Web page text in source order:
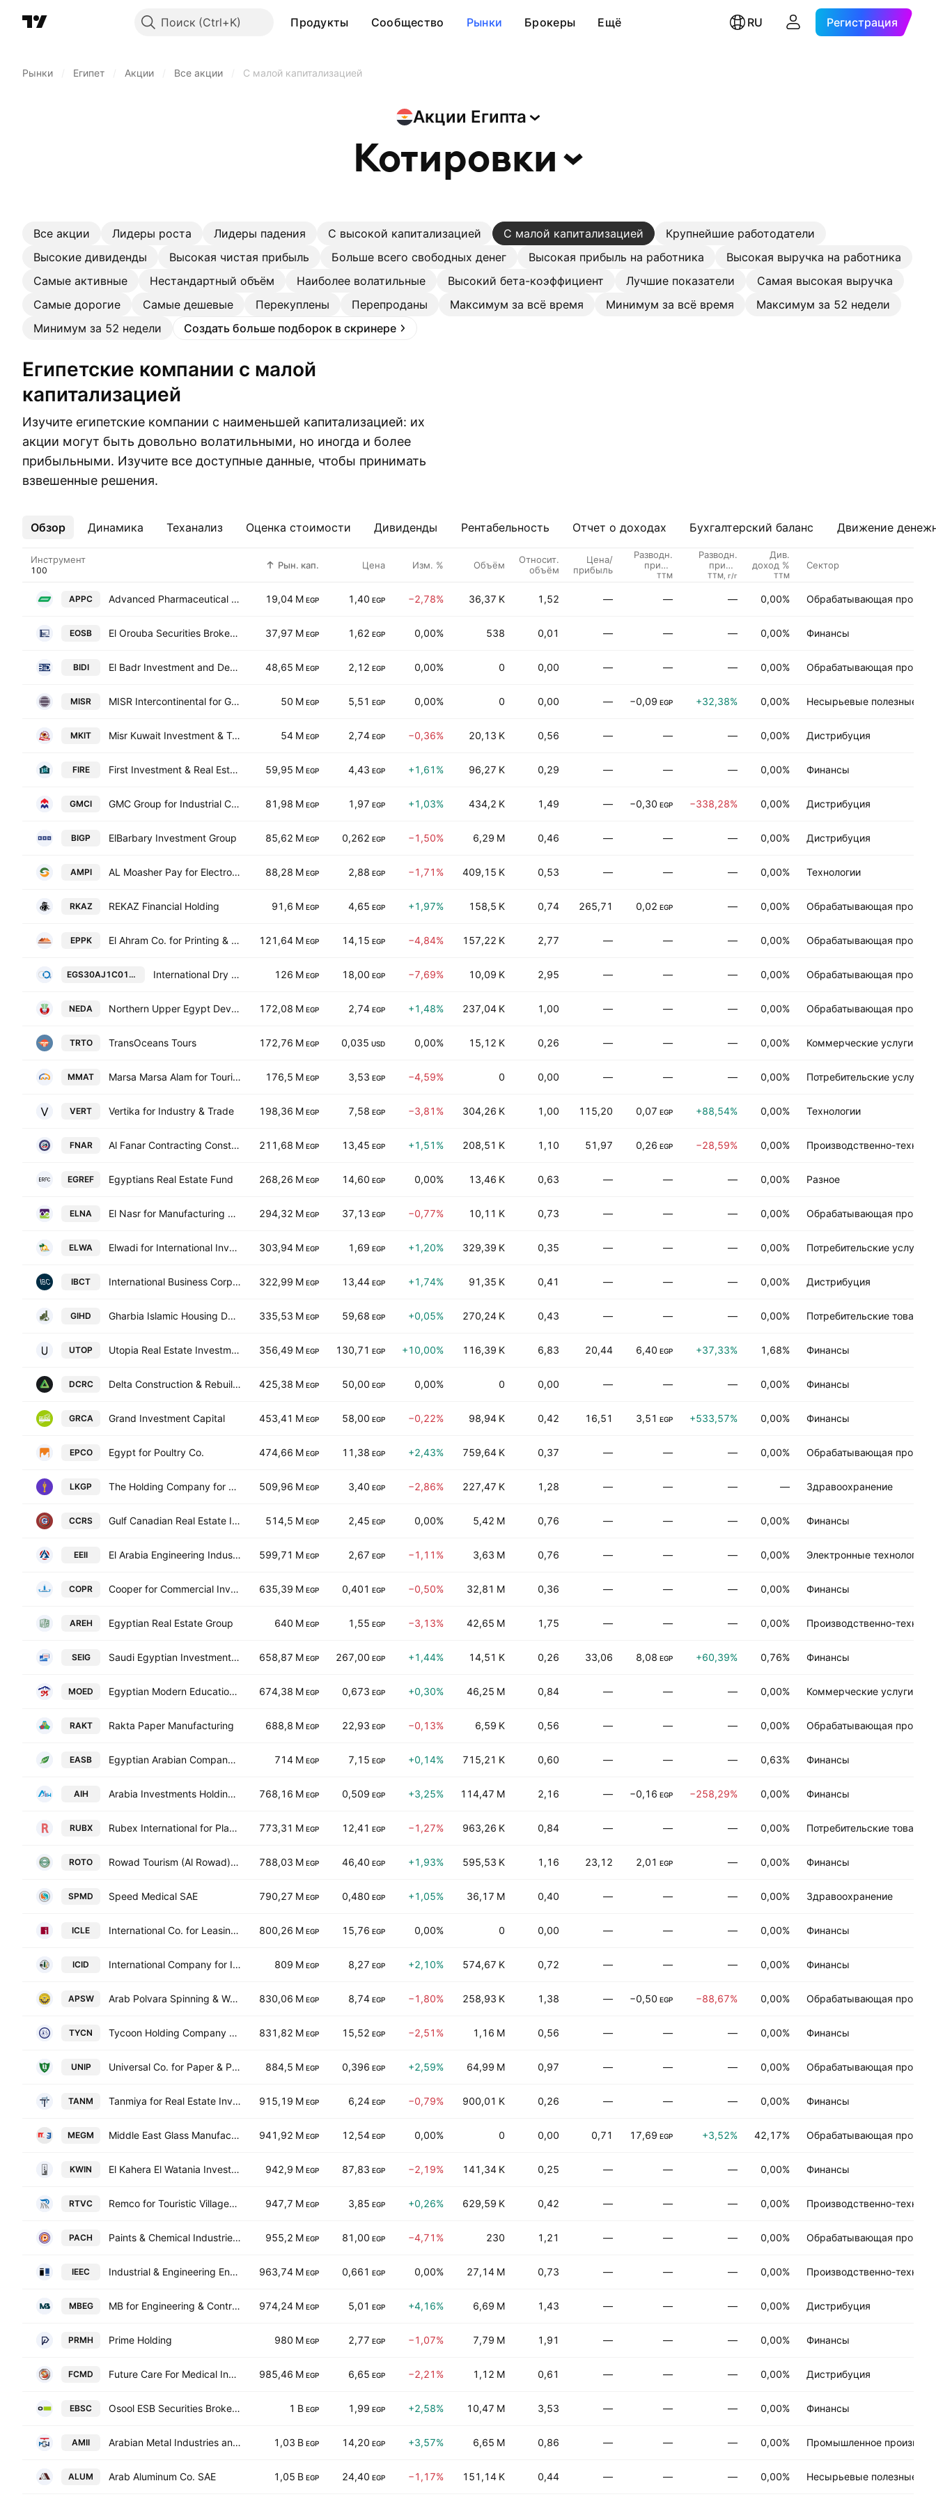
Поиск Продукты Сообщество Рынки Брокеры Ещё RU Регистрация
Рынки Египет Акции Все акции С малой капитализацией
Акции Египта
Котировки
Все акции Лидеры роста Лидеры падения С высокой капитализацией С малой капитализацией
Крупнейшие работодатели
Высокие дивиденды
Высокая чистая прибыль Больше всего свободных денег Высокая прибыль на работника
Высокая выручка на работника
Самые активные
Нестандартный объём Наиболее волатильные Высокий бета-коэффициент Лучшие показатели
Самая высокая выручка
Самые дорогие
Самые дешевые Перекуплены Перепроданы Максимум за всё время Минимум за всё время
Максимум за 52 недели
Минимум за 52 недели
Создать больше подборок в скринере
Египетские компании с малой
капитализацией
Изучите египетские компании с наименьшей капитализацией: их
акции могут быть довольно волатильными, но иногда и более
прибыльными. Изучите все доступные данные, чтобы принимать
взвешенные решения.
Обзор Динамика Теханализ Оценка стоимости Дивиденды Рентабельность Отчет о доходах Бухгалтерский баланс Движение
Ещё
Инструмент Рын. кап. Цена Изм. % Объём
Относит.
объём
Цена/
прибыль
Разводн.
приб./
акцию
TTM
Разводн.
приб./
акцию,
TTM, г/г
Див.
доход %
TTM
Сектор
APPC Advanced Pharmaceutical Packaging Co. 19,04 M EGP 1,40 EGP −2,78% 36,37 K 1,52 — — — 0,00% Обрабатывающая
EOSB El Orouba Securities Brokerage 37,97 M EGP 1,62 EGP 0,00% 538 0,01 — — — 0,00% Финансы
BIDI El Badr Investment and Development - BID 48,65 M EGP 2,12 EGP 0,00% 0 0,00 — — — 0,00% Обрабатывающая
MISR MISR Intercontinental for Granite & Marble 50 M EGP 5,51 EGP 0,00% 0 0,00 — −0,09 EGP +32,38% 0,00% Несырьевые полезные
MKIT Misr Kuwait Investment & Trading Co. 54 M EGP 2,74 EGP −0,36% 20,13 K 0,56 — — — 0,00% Дистрибуция
FIRE First Investment & Real Estate Development 59,95 M EGP 4,43 EGP +1,61% 96,27 K 0,29 — — — 0,00% Финансы
GMCI GMC Group for Industrial Commercial & Financial Investments 81,98 M EGP 1,97 EGP +1,03% 434,2 K 1,49 — −0,30 EGP −338,28% 0,00% Дистрибуция
BIGP ElBarbary Investment Group 85,62 M EGP 0,262 EGP −1,50% 6,29 M 0,46 — — — 0,00% Дистрибуция
AMPI AL Moasher Pay for Electronic Payment and Collection (S.A.E) 88,28 M EGP 2,88 EGP −1,71% 409,15 K 0,53 — — — 0,00% Технологии
RKAZ REKAZ Financial Holding 91,6 M EGP 4,65 EGP +1,97% 158,5 K 0,74 265,71 0,02 EGP — 0,00% Обрабатывающая
EPPK El Ahram Co. for Printing & Packing 121,64 M EGP 14,15 EGP −4,84% 157,22 K 2,77 — — — 0,00% Обрабатывающая
EGS30AJ1C016-EGP International Dry Ice Co. 126 M EGP 18,00 EGP −7,69% 10,09 K 2,95 — — — 0,00% Обрабатывающая
NEDA Northern Upper Egypt Development & Agricultural Production 172,08 M EGP 2,74 EGP +1,48% 237,04 K 1,00 — — — 0,00% Обрабатывающая
TRTO TransOceans Tours 172,76 M EGP 0,035 USD 0,00% 15,12 K 0,26 — — — 0,00% Коммерческие услуги
MMAT Marsa Marsa Alam for Tourism Development 176,5 M EGP 3,53 EGP −4,59% 0 0,00 — — — 0,00% Потребительские услуги
VERT Vertika for Industry & Trade 198,36 M EGP 7,58 EGP −3,81% 304,26 K 1,00 115,20 0,07 EGP +88,54% 0,00% Технологии
FNAR Al Fanar Contracting Construction Trade Import & Export Co. 211,68 M EGP 13,45 EGP +1,51% 208,51 K 1,10 51,97 0,26 EGP −28,59% 0,00% Производственно-
EGREF Egyptians Real Estate Fund 268,26 M EGP 14,60 EGP 0,00% 13,46 K 0,63 — — — 0,00% Разное
ELNA El Nasr for Manufacturing Agricultural Crops 294,32 M EGP 37,13 EGP −0,77% 10,11 K 0,73 — — — 0,00% Обрабатывающая
ELWA Elwadi for International Investment & Development 303,94 M EGP 1,69 EGP +1,20% 329,39 K 0,35 — — — 0,00% Потребительские услуги
IBCT International Business Corp. for Trading & Agencies 322,99 M EGP 13,44 EGP +1,74% 91,35 K 0,41 — — — 0,00% Дистрибуция
GIHD Gharbia Islamic Housing Development 335,53 M EGP 59,68 EGP +0,05% 270,24 K 0,43 — — — 0,00% Потребительские товары
UTOP Utopia Real Estate Investment & Tourism SAE 356,49 M EGP 130,71 EGP +10,00% 116,39 K 6,83 20,44 6,40 EGP +37,33% 1,68% Финансы
DCRC Delta Construction & Rebuilding Co. 425,38 M EGP 50,00 EGP 0,00% 0 0,00 — — — 0,00% Финансы
GRCA Grand Investment Capital 453,41 M EGP 58,00 EGP −0,22% 98,94 K 0,42 16,51 3,51 EGP +533,57% 0,00% Финансы
EPCO Egypt for Poultry Co. 474,66 M EGP 11,38 EGP +2,43% 759,64 K 0,37 — — — 0,00% Обрабатывающая
LKGP The Holding Company for Financial Investment - The Lakah Group 509,96 M EGP 3,40 EGP −2,86% 227,47 K 1,28 — — — — Здравоохранение
CCRS Gulf Canadian Real Estate Investment Co. 514,5 M EGP 2,45 EGP 0,00% 5,42 M 0,76 — — — 0,00% Финансы
EEII El Arabia Engineering Industries 599,71 M EGP 2,67 EGP −1,11% 3,63 M 0,76 — — — 0,00% Электронные технологии
COPR Cooper for Commercial Investment & Real Estate Development 635,39 M EGP 0,401 EGP −0,50% 32,81 M 0,36 — — — 0,00% Финансы
AREH Egyptian Real Estate Group 640 M EGP 1,55 EGP −3,13% 42,65 M 1,75 — — — 0,00% Производственно-
SEIG Saudi Egyptian Investment & Finance Co. SAE 658,87 M EGP 267,00 EGP +1,44% 14,51 K 0,26 33,06 8,08 EGP +60,39% 0,76% Финансы
MOED Egyptian Modern Education Systems 674,38 M EGP 0,673 EGP +0,30% 46,25 M 0,84 — — — 0,00% Коммерческие услуги
RAKT Rakta Paper Manufacturing 688,8 M EGP 22,93 EGP −0,13% 6,59 K 0,56 — — — 0,00% Обрабатывающая
EASB Egyptian Arabian Company for Securities Brokerage EAC 714 M EGP 7,15 EGP +0,14% 715,21 K 0,60 — — — 0,63% Финансы
AIH Arabia Investments Holding SAE 768,16 M EGP 0,509 EGP +3,25% 114,47 M 2,16 — −0,16 EGP −258,29% 0,00% Финансы
RUBX Rubex International for Plastic & Acrylic Manufacturing 773,31 M EGP 12,41 EGP −1,27% 963,26 K 0,84 — — — 0,00% Потребительские товары
ROTO Rowad Tourism (Al Rowad) Co 788,03 M EGP 46,40 EGP +1,93% 595,53 K 1,16 23,12 2,01 EGP — 0,00% Финансы
SPMD Speed Medical SAE 790,27 M EGP 0,480 EGP +1,05% 36,17 M 0,40 — — — 0,00% Здравоохранение
ICLE International Co. for Leasing SAE 800,26 M EGP 15,76 EGP 0,00% 0 0,00 — — — 0,00% Финансы
ICID International Company for Investment & Development 809 M EGP 8,27 EGP +2,10% 574,67 K 0,72 — — — 0,00% Финансы
APSW Arab Polvara Spinning & Weaving Co. 830,06 M EGP 8,74 EGP −1,80% 258,93 K 1,38 — −0,50 EGP −88,67% 0,00% Обрабатывающая
TYCN Tycoon Holding Company For Financial Investments 831,82 M EGP 15,52 EGP −2,51% 1,16 M 0,56 — — — 0,00% Финансы
UNIP Universal Co. for Paper & Packaging Materials-Unipack 884,5 M EGP 0,396 EGP +2,59% 64,99 M 0,97 — — — 0,00% Обрабатывающая
TANM Tanmiya for Real Estate Investment 915,19 M EGP 6,24 EGP −0,79% 900,01 K 0,26 — — — 0,00% Финансы
MEGM Middle East Glass Manufacturing SAE 941,92 M EGP 12,54 EGP 0,00% 0 0,00 0,71 17,69 EGP +3,52% 42,17% Обрабатывающая
KWIN El Kahera El Watania Investment 942,9 M EGP 87,83 EGP −2,19% 141,34 K 0,25 — — — 0,00% Финансы
RTVC Remco for Touristic Villages Construction 947,7 M EGP 3,85 EGP +0,26% 629,59 K 0,42 — — — 0,00% Производственно-
PACH Paints & Chemical Industries Co. 955,2 M EGP 81,00 EGP −4,71% 230 1,21 — — — 0,00% Обрабатывающая
IEEC Industrial & Engineering Enterprises Co. 963,74 M EGP 0,661 EGP 0,00% 27,14 M 0,73 — — — 0,00% Производственно-
MBEG MB for Engineering & Contracting 974,24 M EGP 5,01 EGP +4,16% 6,69 M 1,43 — — — 0,00% Дистрибуция
PRMH Prime Holding 980 M EGP 2,77 EGP −1,07% 7,79 M 1,91 — — — 0,00% Финансы
FCMD Future Care For Medical Industries 985,46 M EGP 6,65 EGP −2,21% 1,12 M 0,61 — — — 0,00% Дистрибуция
EBSC Osool ESB Securities Brokerage 1 B EGP 1,99 EGP +2,58% 10,47 M 3,53 — — — 0,00% Финансы
AMII Arabian Metal Industries and Industrial Investments 1,03 B EGP 14,20 EGP +3,57% 6,65 M 0,86 — — — 0,00% Промышленное
ALUM Arab Aluminum Co. SAE 1,05 B EGP 24,40 EGP −1,17% 151,14 K 0,44 — — — 0,00% Несырьевые полезные